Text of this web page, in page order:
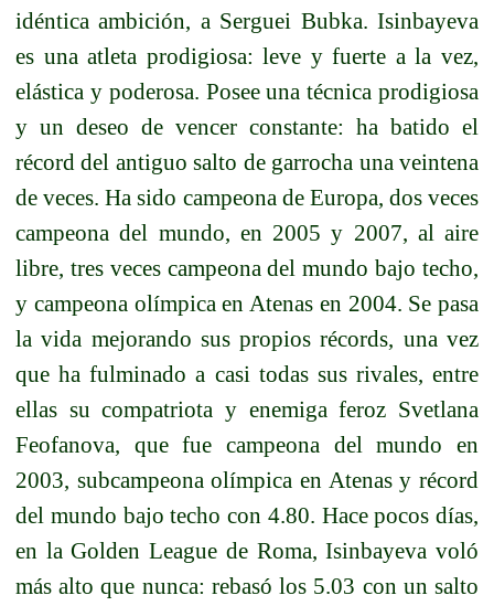
idéntica ambición, a Serguei Bubka. Isinbayeva
es una atleta prodigiosa: leve y fuerte a la vez,
elástica y poderosa. Posee una técnica prodigiosa
y un deseo de vencer constante: ha batido el
récord del antiguo salto de garrocha una veintena
de veces. Ha sido campeona de Europa, dos veces
campeona del mundo, en 2005 y 2007, al aire
libre, tres veces campeona del mundo bajo techo,
y campeona olímpica en Atenas en 2004. Se pasa
la vida mejorando sus propios récords, una vez
que ha fulminado a casi todas sus rivales, entre
ellas su compatriota y enemiga feroz Svetlana
Feofanova, que fue campeona del mundo en
2003, subcampeona olímpica en Atenas y récord
del mundo bajo techo con 4.80. Hace pocos días,
en la Golden League de Roma, Isinbayeva voló
más alto que nunca: rebasó los 5.03 con un salto